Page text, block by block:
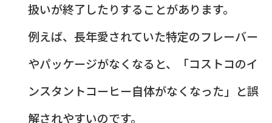
扱いが終了したりすることがあります。
例えば、長年愛されていた特定のフレーバー
やパッケージがなくなると、「コストコのイ
ンスタントコーヒー自体がなくなった」と誤
解されやすいのです。